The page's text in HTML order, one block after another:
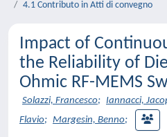
4.1 Contributo in Atti di convegno
Impact of
the Reliability of
Ohmic RF-MEMS
Solazzi, Francesco; Iannacci,
Flavio; Margesin, Benno;